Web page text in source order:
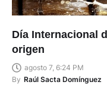
Día Internacional
origen
agosto 7, 6:24 PM
By Raúl Sacta Domínguez